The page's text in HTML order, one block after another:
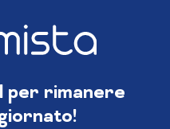
per rimanere